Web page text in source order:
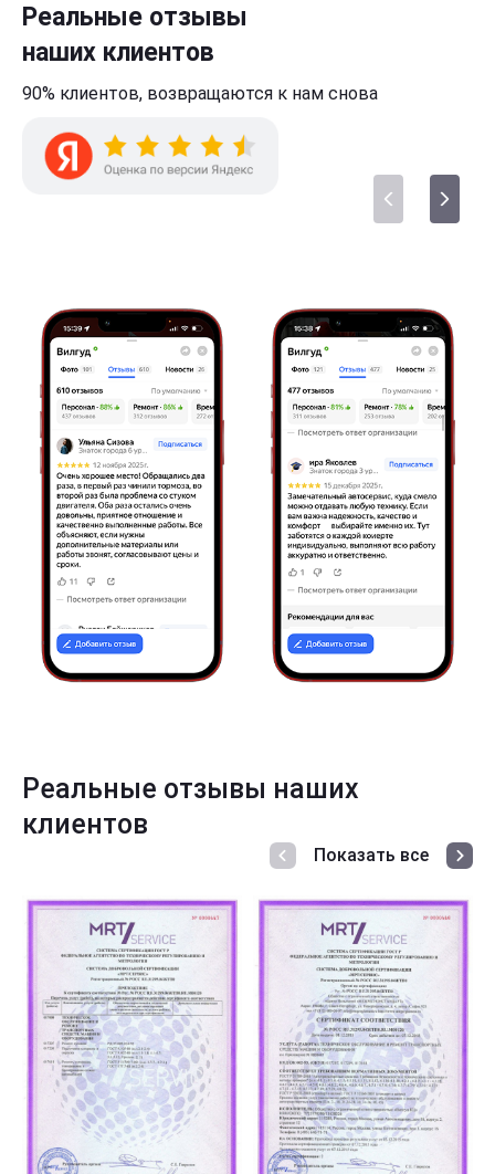
Реальные отзывы
наших клиентов
90% клиентов, возвращаются к нам снова
Реальные отзывы наших
клиентов
Показать все